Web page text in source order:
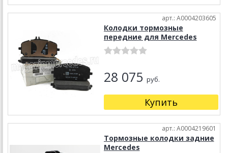
арт.: A0004203605
Колодки тормозные
передние для Mercedes
28 075 руб.
Купить
арт.: A0004219601
Тормозные колодки задние
Mercedes